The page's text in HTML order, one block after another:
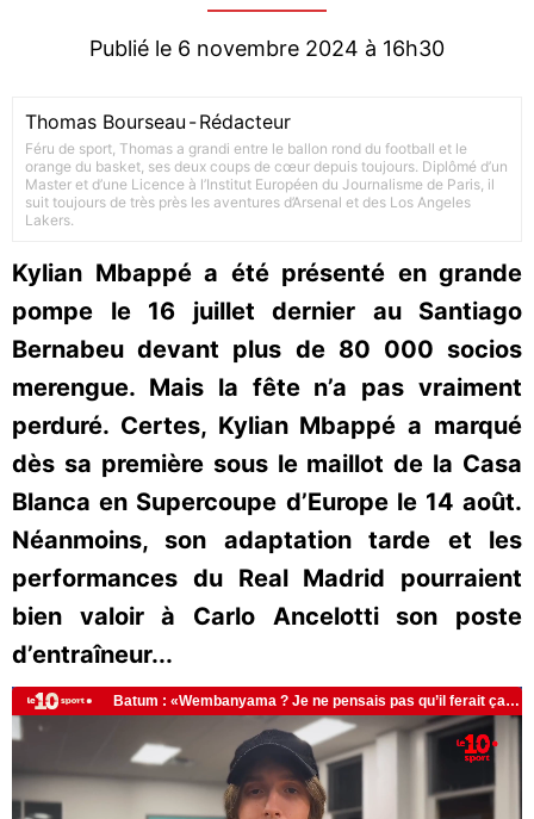
Publié le 6 novembre 2024 à 16h30
Thomas Bourseau -Rédacteur
Féru de sport, Thomas a grandi entre le ballon rond du football et le
orange du basket, ses deux coups de cœur depuis toujours. Diplômé d’un
Master et d’une Licence à l’Institut Européen du Journalisme de Paris, il
suit toujours de très près les aventures d’Arsenal et des Los Angeles
Lakers.
Kylian Mbappé a été présenté en grande
pompe le 16 juillet dernier au Santiago
Bernabeu devant plus de 80 000 socios
merengue. Mais la fête n’a pas vraiment
perduré. Certes, Kylian Mbappé a marqué
dès sa première sous le maillot de la Casa
Blanca en Supercoupe d’Europe le 14 août.
Néanmoins, son adaptation tarde et les
performances du Real Madrid pourraient
bien valoir à Carlo Ancelotti son poste
d’entraîneur...